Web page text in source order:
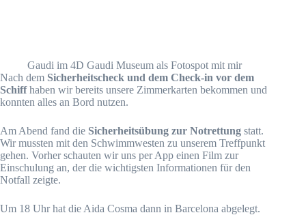
Gaudi im 4D Gaudi Museum als Fotospot mit mir
Nach dem Sicherheitscheck und dem Check-in vor dem
Schiffhaben wir bereits unsere Zimmerkarten bekommen und
konnten alles an Bord nutzen.
Am Abend fand die Sicherheitsübung zur Notrettung statt.
Wir mussten mit den Schwimmwesten zu unserem Treffpunkt
gehen. Vorher schauten wir uns per App einen Film zur
Einschulung an, der die wichtigsten Informationen für den
Notfall zeigte.
Um 18 Uhr hat die Aida Cosma dann in Barcelona abgelegt.